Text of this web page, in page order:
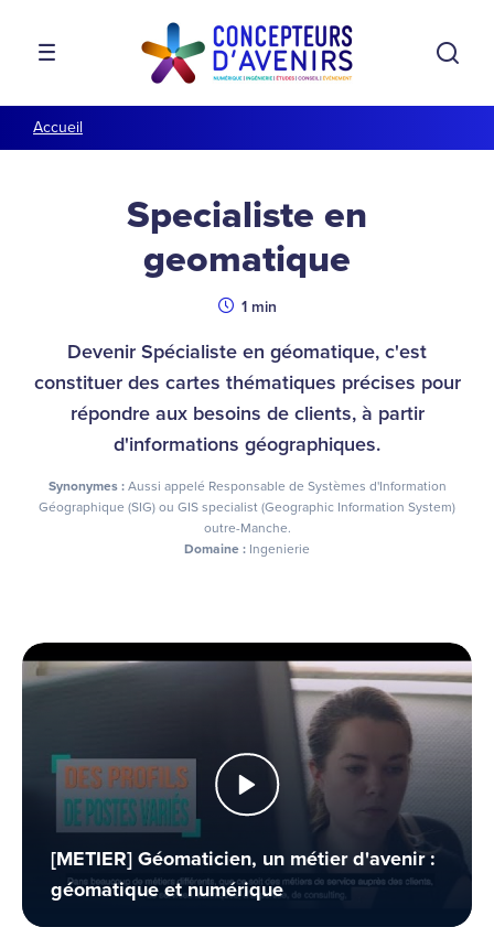
Aller au contenu
Aller à la navigation
MENU
Accueil
Specialiste en
geomatique
Durée
1 min
Devenir Spécialiste en géomatique, c'est
constituer des cartes thématiques précises pour
répondre aux besoins de clients, à partir
d'informations géographiques.
Synonymes : Aussi appelé Responsable de Systèmes d'Information
Géographique (SIG) ou GIS specialist (Geographic Information System)
outre-Manche.
Domaine : Ingenierie
[METIER] Géomaticien, un métier d'avenir :
géomatique et numérique